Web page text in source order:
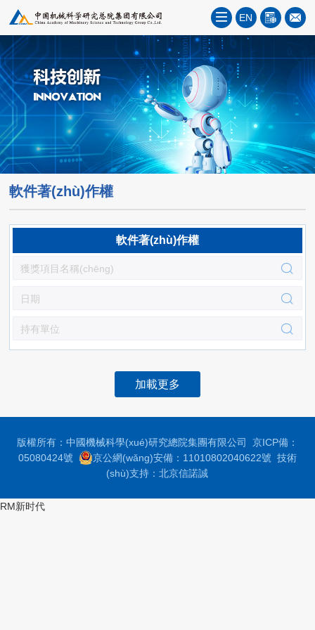
EN
軟件著(zhù)作權
軟件著(zhù)作權
加載更多
版權所有：中國機械科學(xué)研究總院集團有限公司 京ICP備：
05080424號
京公網(wǎng)安備：11010802040622號 技術
(shù)支持：北京信諾誠
RM新时代